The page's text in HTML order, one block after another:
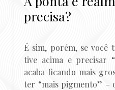
precisa?
É sim, porém, se você
tive acima e precisar
acaba ficando mais
ter “mais pigmento” –